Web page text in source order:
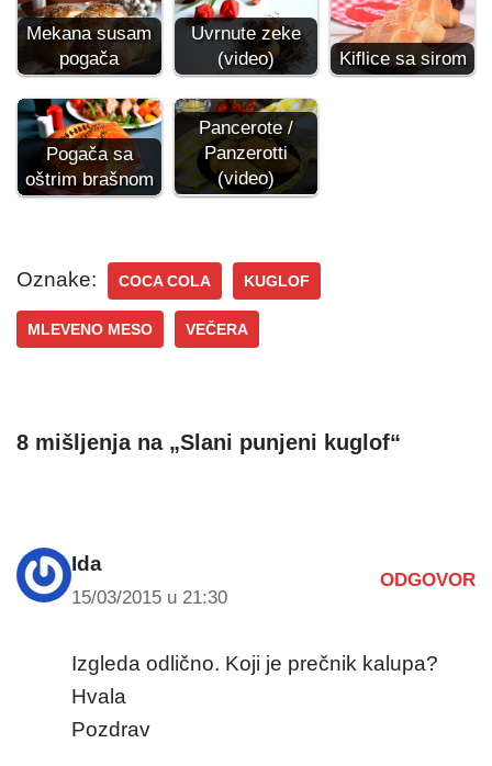
Mekana susam
pogača
Uvrnute zeke
(video)
Kiflice sa sirom
Pogača sa
oštrim brašnom
Pancerote /
Panzerotti
(video)
Oznake: COCA COLA KUGLOF
MLEVENO MESO VEČERA
8 mišljenja na „Slani punjeni kuglof“
Ida
15/03/2015 u 21:30
ODGOVOR
Izgleda odlično. Koji je prečnik kalupa?
Hvala
Pozdrav